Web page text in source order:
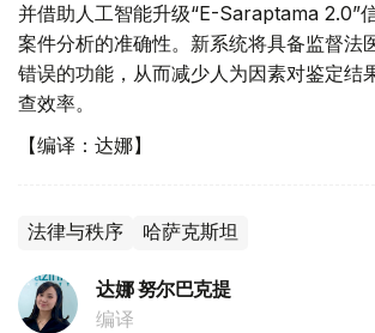
并借助人工智能升级“E-Saraptama 2.0”
案件分析的准确性。新系统将具备监督法
错误的功能，从而减少人为因素对鉴定结
查效率。
【编译：达娜】
法律与秩序 哈萨克斯坦
达娜 努尔巴克提
编译